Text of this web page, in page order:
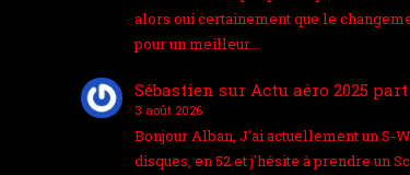
alors oui certainement que le
pour un meilleur…
Sébastien sur Actu aéro 2025 part
3 août 2026
Bonjour Alban, J'ai actuellement un S-
disques, en 52 et j'hésite à prendre un